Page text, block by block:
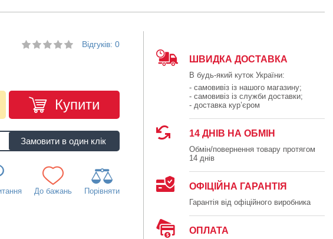
Відгуків: 0
Купити
До бажань Порівняти
ШВИДКА ДОСТАВКА
В будь-який куток України:
- самовивіз із нашого магазину;
- самовивіз із служби доставки;
- доставка кур’єром
14 ДНІВ НА ОБМІН
Обмін/повернення товару протягом
14 днів
ОФІЦІЙНА ГАРАНТІЯ
Гарантія від офіційного виробника
ОПЛАТА